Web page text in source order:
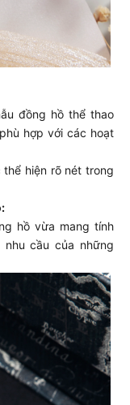
đồng hồ thể thao
hợp với các hoạt
hiện rõ nét trong
hồ vừa mang tính
cầu của những